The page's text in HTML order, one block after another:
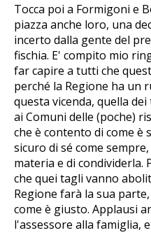
Tocca poi a Formigoni e
piazza anche loro, una
incerto dalla gente del
fischia. E' compito mio
far capire a tutti che
perché la Regione ha un
questa vicenda, quella
ai Comuni delle (poche)
che è contento di come
sicuro di sé come
materia e di condividerla.
che quei tagli vanno
Regione farà la sua
come è giusto. Applausi
l'assessore alla famiglia,